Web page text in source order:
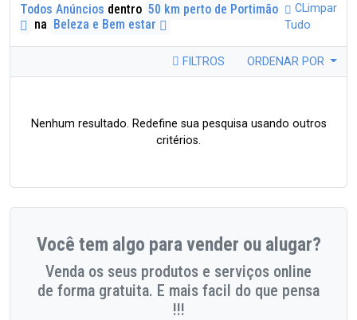
Todos Anúncios dentro 50 km perto de Portimão
na Beleza e Bem estar
CLimpar
Tudo
FILTROS ORDENAR POR
Nenhum resultado. Redefine sua pesquisa usando outros
critérios.
Você tem algo para vender ou alugar?
Venda os seus produtos e serviços online
de forma gratuita. E mais facil do que pensa
!!!